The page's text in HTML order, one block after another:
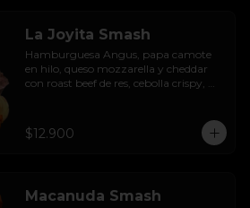
La Joyita Smash
Hamburguesa Angus, papa camote
en hilo, queso mozzarella y cheddar
con roast beef de res, cebolla crispy,
$12.900
Macanuda Smash